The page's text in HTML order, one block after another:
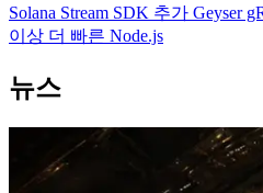
Solana Stream SDK 추가 Geyser
이상 더 빠른 Node.js
뉴스